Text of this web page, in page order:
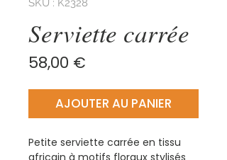
SKU : K2328
Serviette carrée
58,00 €
AJOUTER AU PANIER
Petite serviette carrée en tissu
africain à motifs floraux stylisés